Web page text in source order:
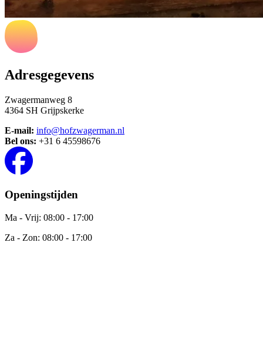
Adresgegevens
Zwagermanweg 8
4364 SH Grijpskerke
E-mail: info@hofzwagerman.nl
Bel ons: ‪+31 6 45598676‬
Openingstijden
Ma - Vrij: 08:00 - 17:00
Za - Zon: 08:00 - 17:00